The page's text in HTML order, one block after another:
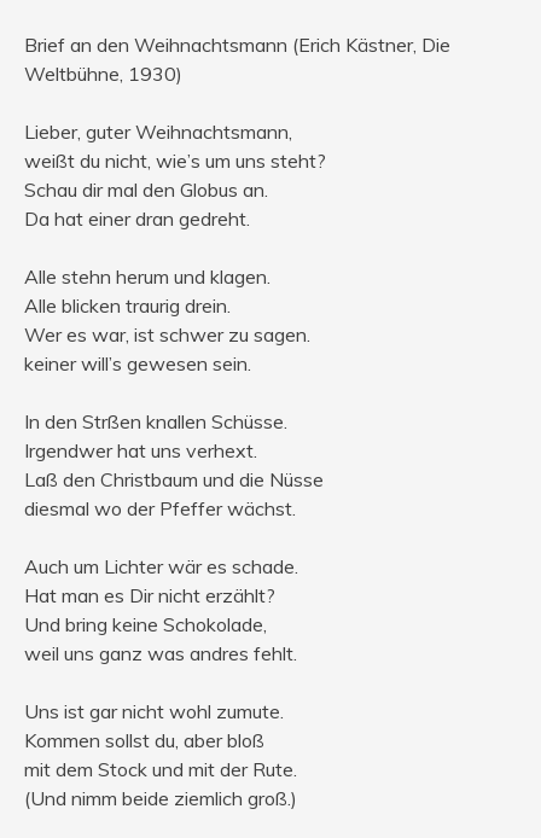
Brief an den Weihnachtsmann (Erich Kästner, Die
Weltbühne, 1930)
Lieber, guter Weihnachtsmann,
weißt du nicht, wie’s um uns steht?
Schau dir mal den Globus an.
Da hat einer dran gedreht.
Alle stehn herum und klagen.
Alle blicken traurig drein.
Wer es war, ist schwer zu sagen.
keiner will’s gewesen sein.
In den Strßen knallen Schüsse.
Irgendwer hat uns verhext.
Laß den Christbaum und die Nüsse
diesmal wo der Pfeffer wächst.
Auch um Lichter wär es schade.
Hat man es Dir nicht erzählt?
Und bring keine Schokolade,
weil uns ganz was andres fehlt.
Uns ist gar nicht wohl zumute.
Kommen sollst du, aber bloß
mit dem Stock und mit der Rute.
(Und nimm beide ziemlich groß.)